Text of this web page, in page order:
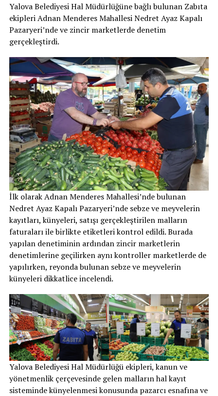
Yalova Belediyesi Hal Müdürlüğüne bağlı bulunan Zabıta
ekipleri Adnan Menderes Mahallesi Nedret Ayaz Kapalı
Pazaryeri’nde ve zincir marketlerde denetim
gerçekleştirdi.
İlk olarak Adnan Menderes Mahallesi’nde bulunan
Nedret Ayaz Kapalı Pazaryeri’nde sebze ve meyvelerin
kayıtları, künyeleri, satışı gerçekleştirilen malların
faturaları ile birlikte etiketleri kontrol edildi. Burada
yapılan denetiminin ardından zincir marketlerin
denetimlerine geçilirken aynı kontroller marketlerde de
yapılırken, reyonda bulunan sebze ve meyvelerin
künyeleri dikkatlice incelendi.
Yalova Belediyesi Hal Müdürlüğü ekipleri, kanun ve
yönetmenlik çerçevesinde gelen malların hal kayıt
sisteminde künyelenmesi konusunda pazarcı esnafına ve